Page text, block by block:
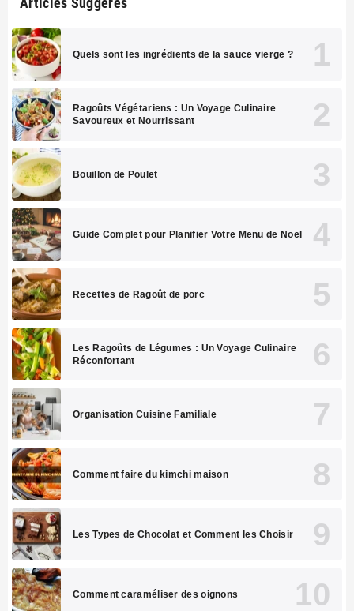
Quels sont les ingrédients de la sauce vierge ?
Ragoûts Végétariens : Un Voyage Culinaire
Savoureux et Nourrissant
Bouillon de Poulet
Guide Complet pour Planifier Votre Menu de Noël
Recettes de Ragoût de porc
Les Ragoûts de Légumes : Un Voyage Culinaire
Réconfortant
Organisation Cuisine Familiale
Comment faire du kimchi maison
Les Types de Chocolat et Comment les Choisir
Comment caraméliser des oignons